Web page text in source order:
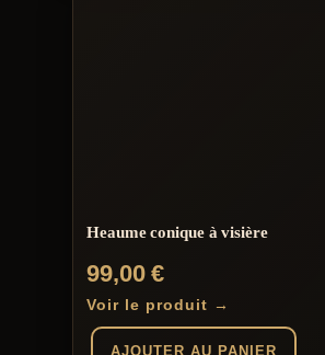
Heaume conique à visière
99,00€
Voir le produit →
AJOUTER AU PANIER